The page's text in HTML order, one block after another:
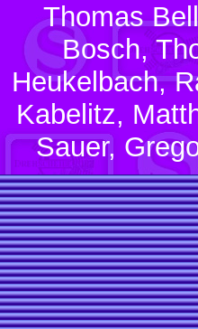
Thomas
Bosch,
Heukelbach,
Kabelitz,
Sauer,